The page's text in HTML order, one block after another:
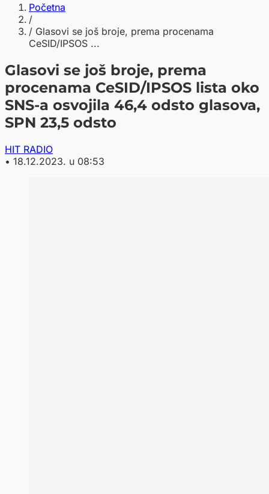
Početna
/
/ Glasovi se još broje, prema procenama
CeSID/IPSOS ...
Glasovi se još broje, prema
procenama CeSID/IPSOS lista oko
SNS-a osvojila 46,4 odsto glasova,
SPN 23,5 odsto
HIT RADIO
• 18.12.2023. u 08:53